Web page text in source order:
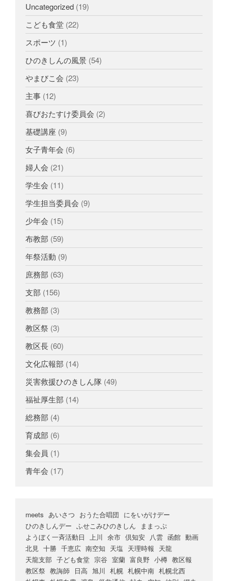
Uncategorized (19)
こども食堂 (22)
スポーツ (1)
ひのきしんの風景 (54)
やまびこ会 (23)
主事 (12)
喜びおたすけ委員会 (2)
基礎講座 (9)
女子青年会 (6)
婦人会 (21)
学生会 (11)
学生担当委員会 (9)
少年会 (15)
布教部 (59)
年祭活動 (9)
庶務部 (63)
支部 (156)
教務部 (3)
教区祭 (3)
教区長 (60)
文化広報部 (14)
災害救援ひのきしん隊 (49)
福祉厚生部 (14)
総務部 (4)
育成部 (6)
集会員 (1)
青年会 (17)
meets あいさつ おうた合唱団 にをいがけデー
ひのきしんデー ふせこみひのきしん
ままっぷ
ようぼく一斉活動日 上川 余市 倶知安 八雲 函館 動画
北見 十勝 千恵広 南空知 天塩 天理時報 天龍
天龍支部 子ども食堂 宗谷 室蘭 富良野 小樽 教区報
教区祭 教誨師 日高 旭川 札幌 札幌中南 札幌北西